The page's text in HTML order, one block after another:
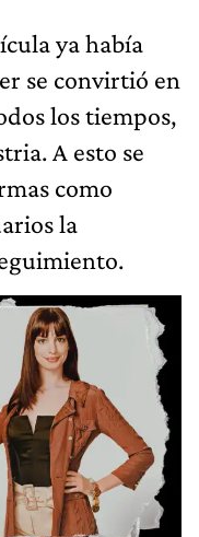
ya había
se convirtió en
los tiempos,
A esto se
como
la